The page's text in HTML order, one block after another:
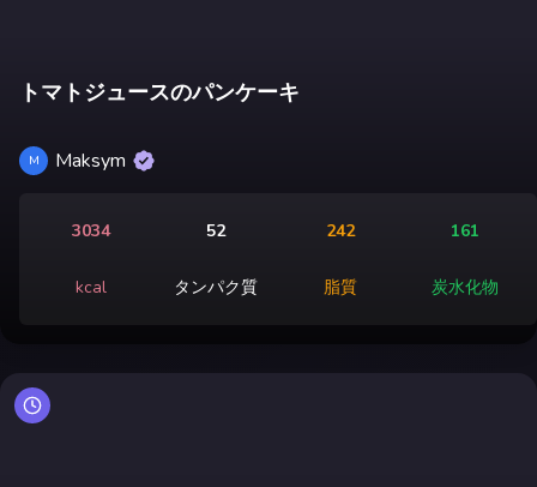
トマトジュースのパンケーキ
M Maksym
3034
kcal
52
タンパク質
242
脂質
161
炭水化物